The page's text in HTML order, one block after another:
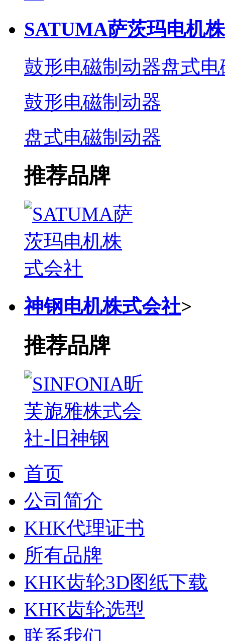
SATUMA萨茨玛电机
鼓形电磁制动器盘式
鼓形电磁制动器
盘式电磁制动器
推荐品牌
神钢电机株式会社>
推荐品牌
首页
公司简介
KHK代理证书
所有品牌
KHK齿轮3D图纸下载
KHK齿轮选型
联系我们